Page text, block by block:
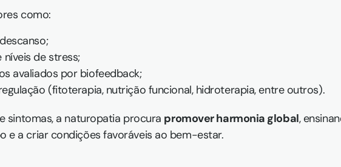
como:
níveis de stress;
avaliados por biofeedback;
(fitoterapia, nutrição funcional, hidroterapia, entre outros).
sintomas, a naturopatia procura promover harmonia global,
e a criar condições favoráveis ao bem-estar.